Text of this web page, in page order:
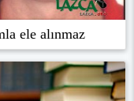
ele alınmaz